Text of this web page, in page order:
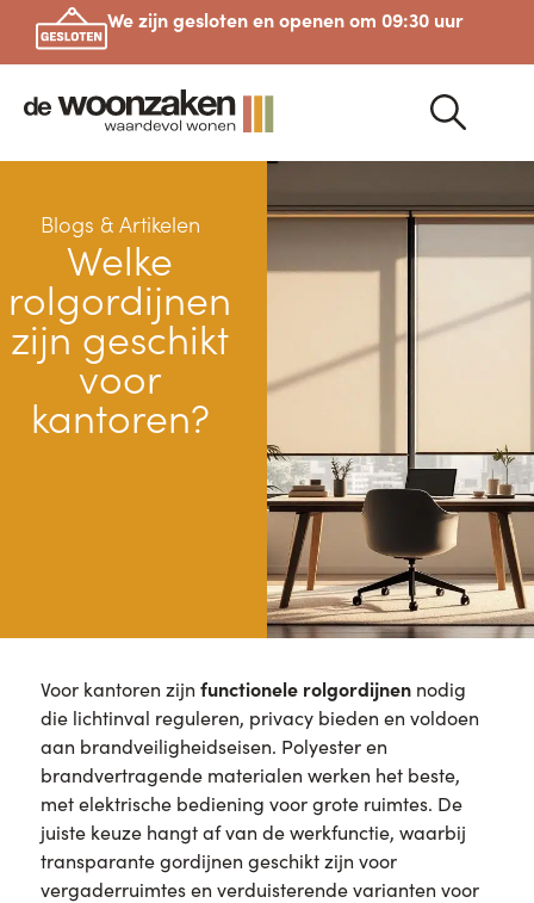
We zijn gesloten en openen om 09:30 uur
Blogs & Artikelen
Welke
rolgordijnen
zijn geschikt
voor
kantoren?
Voor kantoren zijn functionele rolgordijnennodig
die lichtinval reguleren, privacy bieden en voldoen
aan brandveiligheidseisen. Polyester en
brandvertragende materialen werken het beste,
met elektrische bediening voor grote ruimtes. De
juiste keuze hangt af van de werkfunctie, waarbij
transparante gordijnen geschikt zijn voor
vergaderruimtes en verduisterende varianten voor